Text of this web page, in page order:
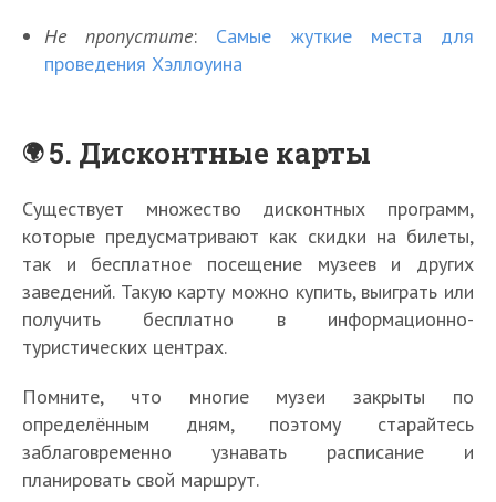
Не пропустите: Самые жуткие места для
проведения Хэллоуина
5. Дисконтные карты
Существует множество дисконтных программ,
которые предусматривают как скидки на билеты,
так и бесплатное посещение музеев и других
заведений. Такую карту можно купить, выиграть или
получить бесплатно в информационно-
туристических центрах.
Помните, что многие музеи закрыты по
определённым дням, поэтому старайтесь
заблаговременно узнавать расписание и
планировать свой маршрут.